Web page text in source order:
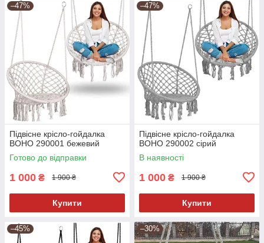
–47%
Підвісне крісло-гойдалка
BOHO 290001 бежевий
Готово до відправки
1 000 ₴ 1 900 ₴
Купити
–47%
Підвісне крісло-гойдалка
BOHO 290002 сірий
В наявності
1 000 ₴ 1 900 ₴
Купити
–45% –30%